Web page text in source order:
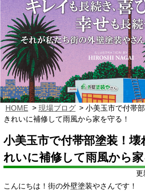
HOME 現場ブログ
小美玉市で付帯
きれいに補修して雨風から家を守る！
小美玉市で付帯部塗装！壊
れいに補修して雨風から家
更
こんにちは！街の外壁塗装やさんです！